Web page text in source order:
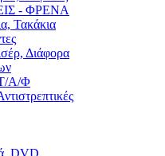
- ΦΡΕΝΑ
Τακάκια
Διάφορα
Τ/Α/Φ
DVD